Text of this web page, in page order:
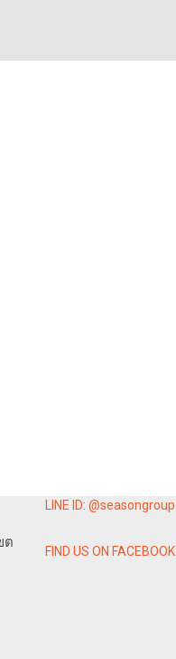
ต
LINE ID: @seasongroup
FIND US ON FACEBOOK